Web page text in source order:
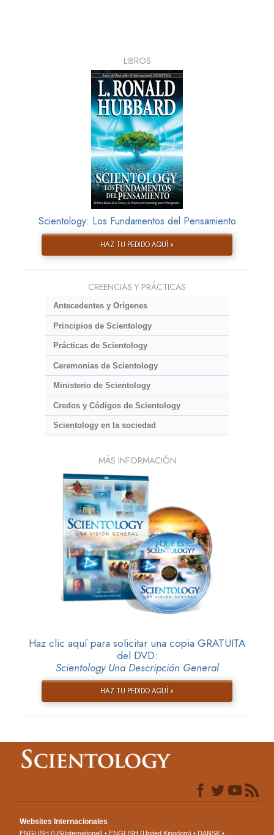
LIBROS
Scientology: Los Fundamentos del Pensamiento
HAZ TU PEDIDO AQUÍ »
CREENCIAS Y PRÁCTICAS
Antecedentes y Orígenes
Principios de Scientology
Prácticas de Scientology
Ceremonias de Scientology
Ministerio de Scientology
Credos y Códigos de Scientology
Scientology en la sociedad
MÁS INFORMACIÓN
Haz clic aquí para solicitar una copia GRATUITA
del DVD:
Scientology Una Descripción General
HAZ TU PEDIDO AQUÍ »
Websites Internacionales
ENGLISH (US/International) ENGLISH (United Kingdom) DANSK